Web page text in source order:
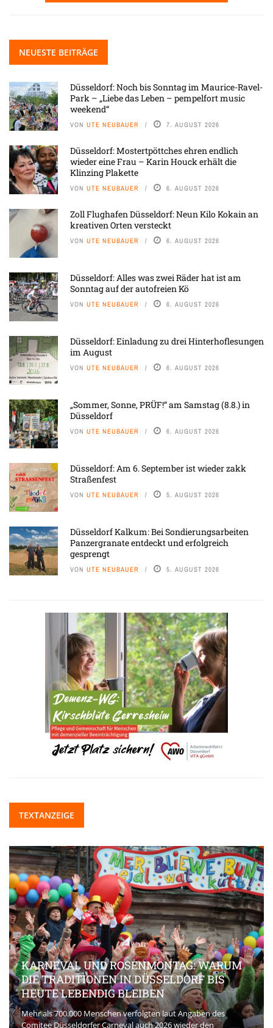
NEUESTE BEITRÄGE
Düsseldorf: Noch bis Sonntag im Maurice-Ravel-
Park – „Liebe das Leben – pempelfort music
weekend“
VON UTE NEUBAUER 7. AUGUST 2026
Düsseldorf: Mostertpöttches ehren endlich
wieder eine Frau – Karin Houck erhält die
Klinzing Plakette
VON UTE NEUBAUER 6. AUGUST 2026
Zoll Flughafen Düsseldorf: Neun Kilo Kokain an
kreativen Orten versteckt
VON UTE NEUBAUER 6. AUGUST 2026
Düsseldorf: Alles was zwei Räder hat ist am
Sonntag auf der autofreien Kö
VON UTE NEUBAUER 6. AUGUST 2026
Düsseldorf: Einladung zu drei Hinterhoflesungen
im August
VON UTE NEUBAUER 6. AUGUST 2026
„Sommer, Sonne, PRÜF!“ am Samstag (8.8.) in
Düsseldorf
VON UTE NEUBAUER 6. AUGUST 2026
Düsseldorf: Am 6. September ist wieder zakk
Straßenfest
VON UTE NEUBAUER 5. AUGUST 2026
Düsseldorf Kalkum: Bei Sondierungsarbeiten
Panzergranate entdeckt und erfolgreich
gesprengt
VON UTE NEUBAUER 5. AUGUST 2026
TEXTANZEIGE
KARNEVAL UND ROSENMONTAG: WARUM
DIE TRADITIONEN IN DÜSSELDORF BIS
HEUTE LEBENDIG BLEIBEN
Mehr als 700.000 Menschen verfolgten laut Angaben des
Comitee Düsseldorfer Carneval auch 2026 wieder den